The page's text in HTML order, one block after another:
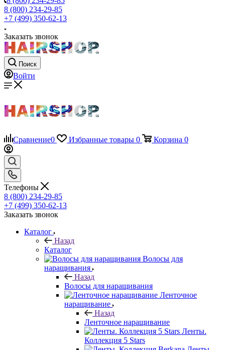
8 (800) 234-29-85
+7 (499) 350-62-13
Заказать звонок
Поиск
Войти
Сравнение0 Избранные товары 0 Корзина 0
Телефоны
8 (800) 234-29-85
+7 (499) 350-62-13
Заказать звонок
Каталог
Назад
Каталог
Волосы для
наращивания
Назад
Волосы для наращивания
Ленточное
наращивание
Назад
Ленточное наращивание
Ленты.
Коллекция 5 Stars